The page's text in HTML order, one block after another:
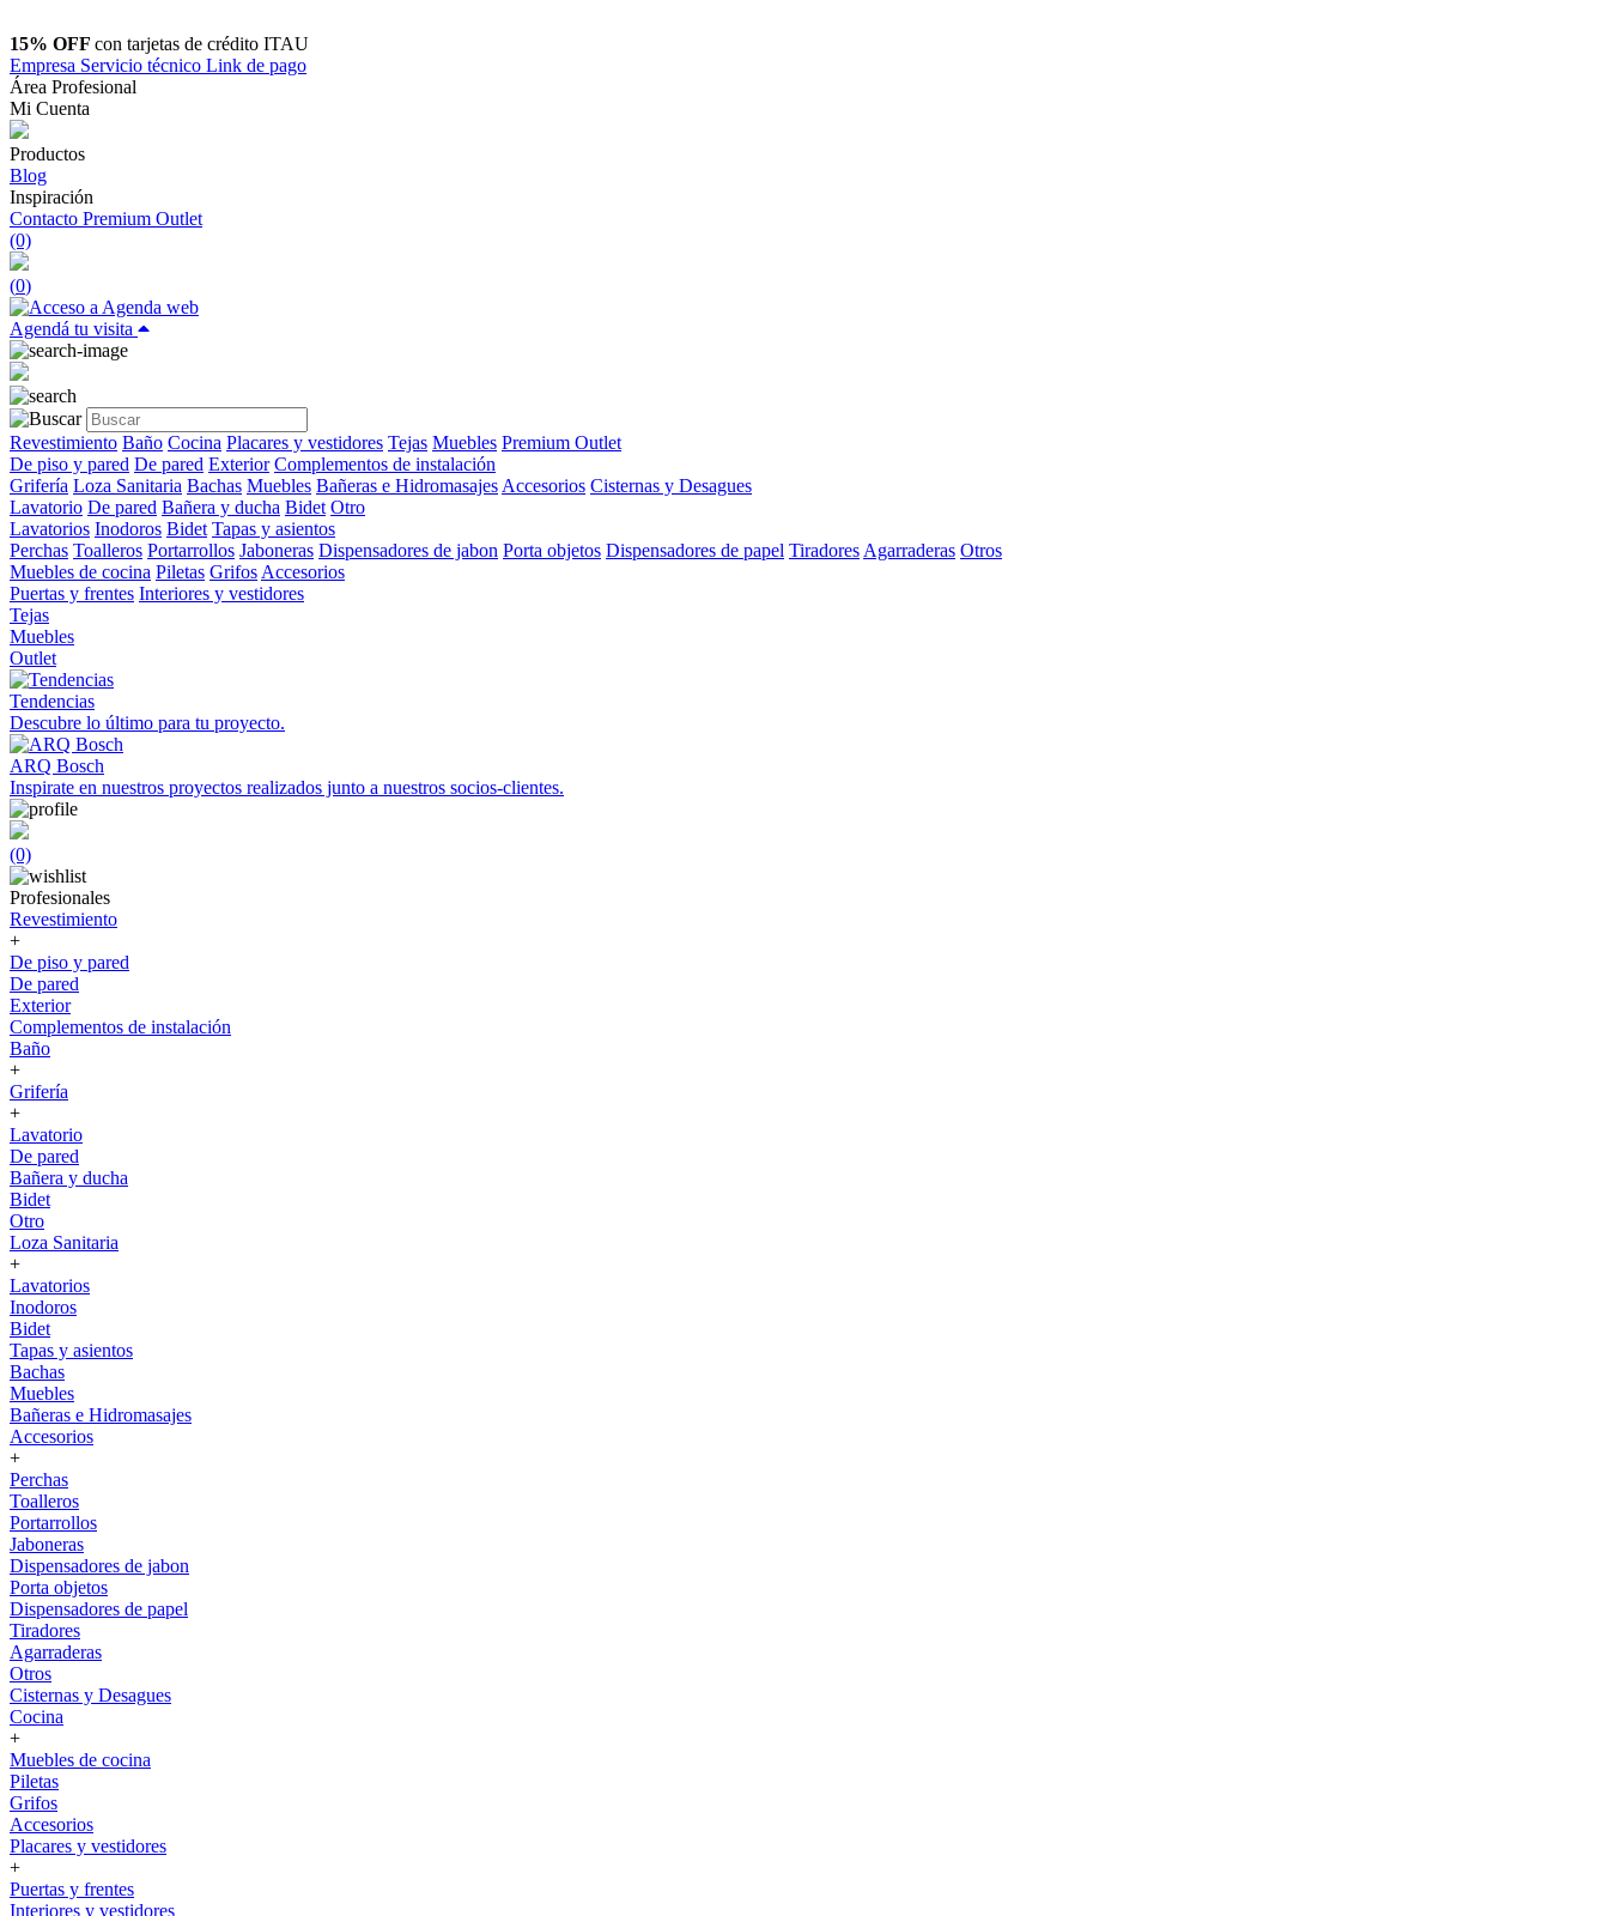
15% OFF con tarjetas de crédito ITAU
Empresa Servicio técnico Link de pago
Área Profesional
Mi Cuenta
Productos
Blog
Inspiración
Contacto Premium Outlet
(0)
(0)
Agendá tu visita
Revestimiento Baño Cocina Placares y vestidores Tejas Muebles Premium Outlet
De piso y pared De pared Exterior Complementos de instalación
Grifería Loza Sanitaria Bachas Muebles Bañeras e Hidromasajes Accesorios Cisternas y Desagues
Lavatorio De pared Bañera y ducha Bidet Otro
Lavatorios Inodoros Bidet Tapas y asientos
Perchas Toalleros Portarrollos Jaboneras Dispensadores de jabon Porta objetos Dispensadores de papel Tiradores Agarraderas Otros
Muebles de cocina Piletas Grifos Accesorios
Puertas y frentes Interiores y vestidores
Tejas
Muebles
Outlet
Tendencias
Descubre lo último para tu proyecto.
ARQ Bosch
Inspirate en nuestros proyectos realizados junto a nuestros socios-clientes.
(0)
Profesionales
Revestimiento
+
De piso y pared
De pared
Exterior
Complementos de instalación
Baño
+
Grifería
+
Lavatorio
De pared
Bañera y ducha
Bidet
Otro
Loza Sanitaria
+
Lavatorios
Inodoros
Bidet
Tapas y asientos
Bachas
Muebles
Bañeras e Hidromasajes
Accesorios
+
Perchas
Toalleros
Portarrollos
Jaboneras
Dispensadores de jabon
Porta objetos
Dispensadores de papel
Tiradores
Agarraderas
Otros
Cisternas y Desagues
Cocina
+
Muebles de cocina
Piletas
Grifos
Accesorios
Placares y vestidores
+
Puertas y frentes
Interiores y vestidores